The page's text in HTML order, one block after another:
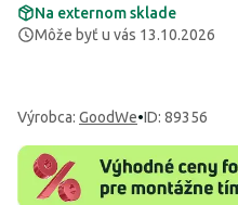
Na externom sklade
Môže byť u vás 13.10.2026
Výrobca: GoodWe•ID: 89356